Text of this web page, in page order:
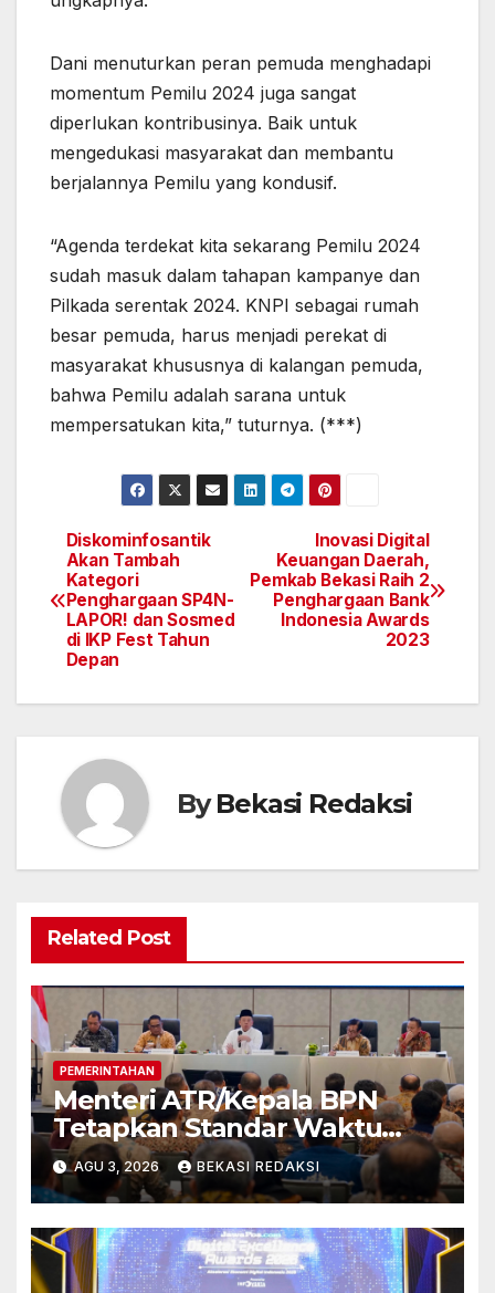
Dani menuturkan peran pemuda menghadapi
momentum Pemilu 2024 juga sangat
diperlukan kontribusinya. Baik untuk
mengedukasi masyarakat dan membantu
berjalannya Pemilu yang kondusif.
“Agenda terdekat kita sekarang Pemilu 2024
sudah masuk dalam tahapan kampanye dan
Pilkada serentak 2024. KNPI sebagai rumah
besar pemuda, harus menjadi perekat di
masyarakat khususnya di kalangan pemuda,
bahwa Pemilu adalah sarana untuk
mempersatukan kita,” tuturnya. (***)
Navigasi
pos
Inovasi Digital
Keuangan Daerah,
Pemkab Bekasi Raih 2
Penghargaan Bank
Indonesia Awards
2023
Diskominfosantik
Akan Tambah
Kategori
Penghargaan SP4N-
LAPOR! dan Sosmed
di IKP Fest Tahun
Depan
ByBekasi Redaksi
Related Post
PEMERINTAHAN
Menteri ATR/Kepala BPN
Tetapkan Standar Waktu
Layanan untuk Pengukuran
Tanah dan Peralihan Hak
AGU 3, 2026 BEKASI REDAKSI